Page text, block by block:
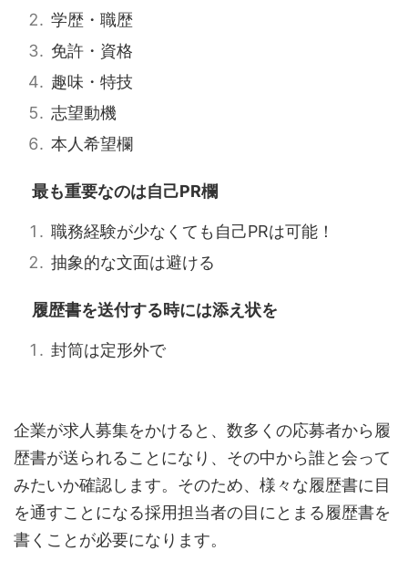
学歴・職歴
免許・資格
趣味・特技
志望動機
本人希望欄
最も重要なのは自己PR欄
職務経験が少なくても自己PRは可能！
抽象的な文面は避ける
履歴書を送付する時には添え状を
封筒は定形外で
企業が求人募集をかけると、数多くの応募者から履
歴書が送られることになり、その中から誰と会って
みたいか確認します。そのため、様々な履歴書に目
を通すことになる採用担当者の目にとまる履歴書を
書くことが必要になります。